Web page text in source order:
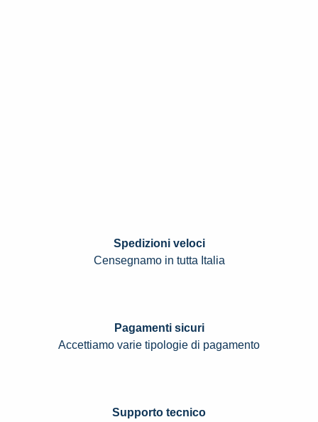
Spedizioni veloci
Censegnamo in tutta Italia
Pagamenti sicuri
Accettiamo varie tipologie di pagamento
Supporto tecnico